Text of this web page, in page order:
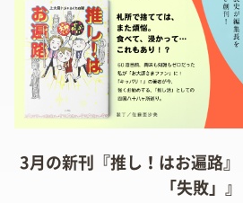
3月の新刊『推し！はお遍路
「失敗」』